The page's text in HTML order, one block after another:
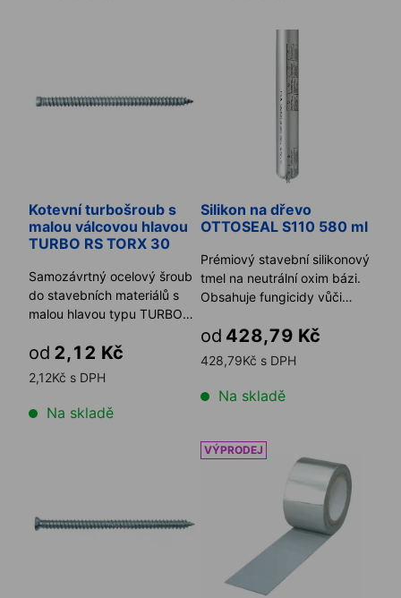
Kotevní turbošroub s
malou válcovou hlavou
TURBO RS TORX 30
Samozávrtný ocelový šroub
do stavebních materiálů s
malou hlavou typu TURBO
od 2,12 Kč
2,12Kč s DPH
Na skladě
Silikon na dřevo
OTTOSEAL S110 580 ml
Prémiový stavební silikonový
tmel na neutrální oxim bázi.
Obsahuje fungicidy vůči
od 428,79 Kč
428,79Kč s DPH
Na skladě
Kotevní turbošroub se zápustnou hlavou RS TORX 30
Těsnicí páska ALU FIXBAND